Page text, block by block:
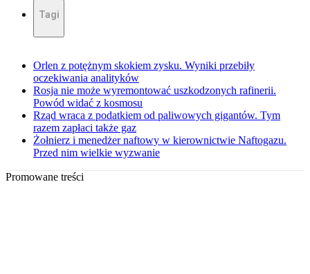
Tagi
Orlen z potężnym skokiem zysku. Wyniki przebiły
oczekiwania analityków
Rosja nie może wyremontować uszkodzonych rafinerii.
Powód widać z kosmosu
Rząd wraca z podatkiem od paliwowych gigantów. Tym
razem zapłaci także gaz
Żołnierz i menedżer naftowy w kierownictwie Naftogazu.
Przed nim wielkie wyzwanie
Promowane treści